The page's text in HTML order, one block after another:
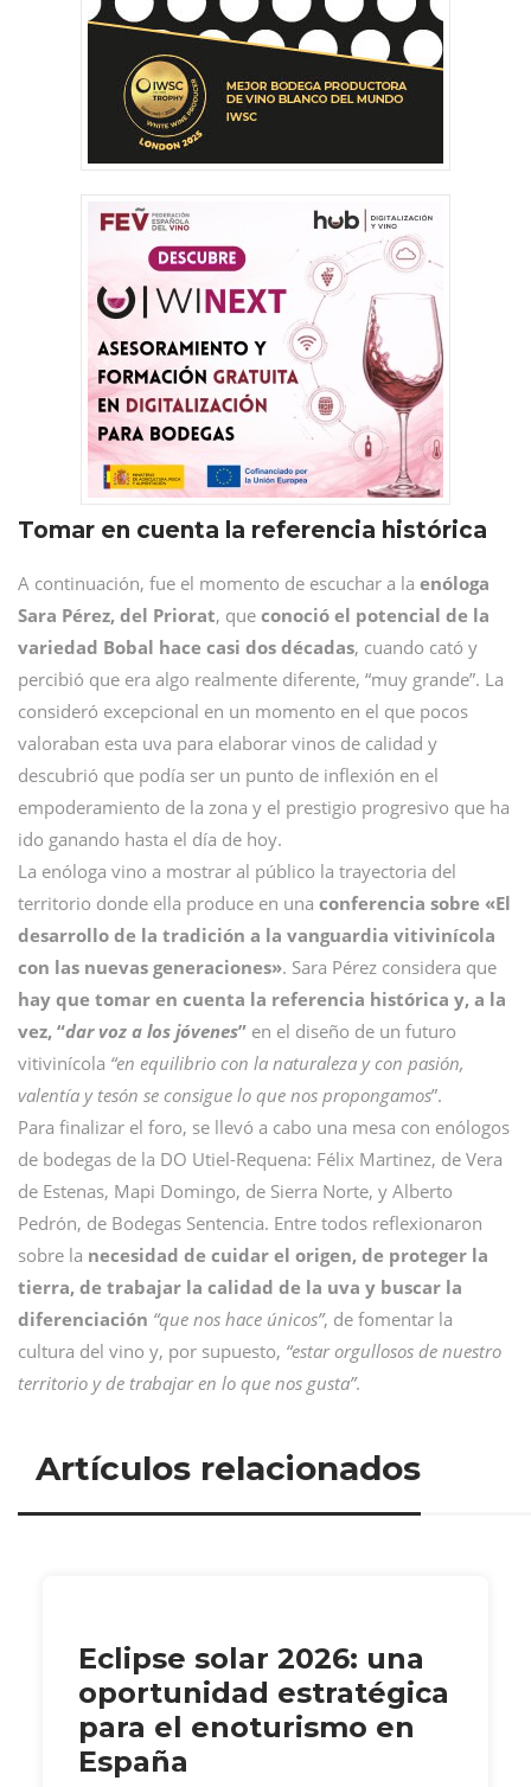
Tomar en cuenta la referencia histórica
A continuación, fue el momento de escuchar a la enóloga
Sara Pérez, del Priorat, que conoció el potencial de la
variedad Bobal hace casi dos décadas, cuando cató y
percibió que era algo realmente diferente, “muy grande”. La
consideró excepcional en un momento en el que pocos
valoraban esta uva para elaborar vinos de calidad y
descubrió que podía ser un punto de inflexión en el
empoderamiento de la zona y el prestigio progresivo que ha
ido ganando hasta el día de hoy.
La enóloga vino a mostrar al público la trayectoria del
territorio donde ella produce en una conferencia sobre «El
desarrollo de la tradición a la vanguardia vitivinícola
con las nuevas generaciones». Sara Pérez considera que
hay que tomar en cuenta la referencia histórica y, a la
vez, “dar voz a los jóvenes” en el diseño de un futuro
vitivinícola “en equilibrio con la naturaleza y con pasión,
valentía y tesón se consigue lo que nos propongamos”.
Para finalizar el foro, se llevó a cabo una mesa con enólogos
de bodegas de la DO Utiel-Requena: Félix Martinez, de Vera
de Estenas, Mapi Domingo, de Sierra Norte, y Alberto
Pedrón, de Bodegas Sentencia. Entre todos reflexionaron
sobre la necesidad de cuidar el origen, de proteger la
tierra, de trabajar la calidad de la uva y buscar la
diferenciación “que nos hace únicos”, de fomentar la
cultura del vino y, por supuesto, “estar orgullosos de nuestro
territorio y de trabajar en lo que nos gusta”.
Artículos relacionados
Eclipse solar 2026: una
oportunidad estratégica
para el enoturismo en
España